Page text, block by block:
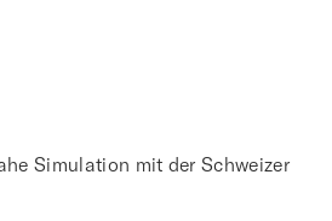
Simulation mit der Schweizer